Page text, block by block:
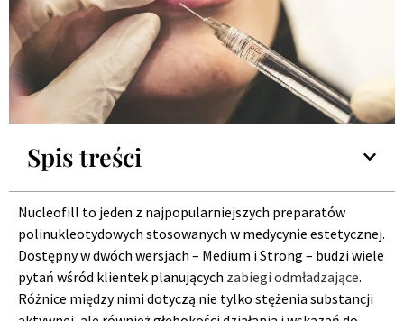
Spis treści
Nucleofill to jeden z najpopularniejszych preparatów
polinukleotydowych stosowanych w medycynie estetycznej.
Dostępny w dwóch wersjach – Medium i Strong – budzi wiele
pytań wśród klientek planujących zabiegi odmładzające.
Różnice między nimi dotyczą nie tylko stężenia substancji